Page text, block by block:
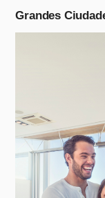
Grandes